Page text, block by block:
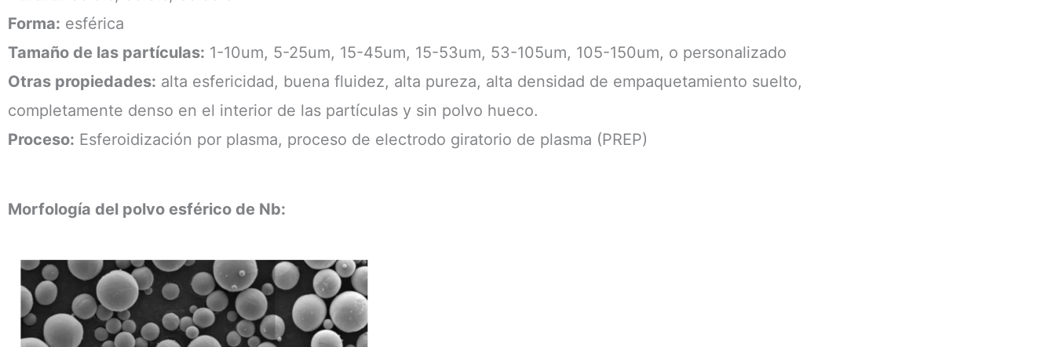
Forma: esférica
Tamaño de las partículas: 1-10um, 5-25um, 15-45um, 15-53um, 53-105um, 105-150um, o personalizado
Otras propiedades: alta esfericidad, buena fluidez, alta pureza, alta densidad de empaquetamiento suelto,
completamente denso en el interior de las partículas y sin polvo hueco.
Proceso: Esferoidización por plasma, proceso de electrodo giratorio de plasma (PREP)
Morfología del polvo esférico de Nb: